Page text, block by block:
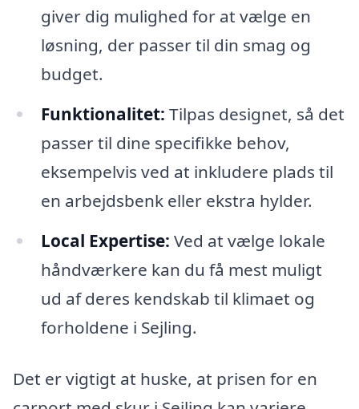
giver dig mulighed for at vælge en
løsning, der passer til din smag og
budget.
Funktionalitet: Tilpas designet, så det
passer til dine specifikke behov,
eksempelvis ved at inkludere plads til
en arbejdsbenk eller ekstra hylder.
Local Expertise: Ved at vælge lokale
håndværkere kan du få mest muligt
ud af deres kendskab til klimaet og
forholdene i Sejling.
Det er vigtigt at huske, at prisen for en